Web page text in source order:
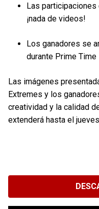
Las
¡nada de videos!
Los ganadores se
durante Prime Time
Las imágenes
Extremes y los
creatividad y la calidad
extenderá hasta el